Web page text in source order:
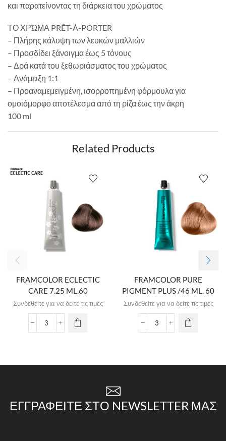
και παρατείνοντας τη διάρκεια του χρώματος
ΤΟ ΧΡΏΜΑ PRÊT-À-PORTER
– Πλήρης κάλυψη των λευκών μαλλιών
– Προσδίδει ξάνοιγμα έως 5 τόνους
– Δρά κατά του ξεθωριάσματος του χρώματος
– Ανάμειξη 1:1
– Προαναμεμειγμένη, ισορροπημένη φόρμουλα για
ομοιόμορφο αποτέλεσμα από τη ρίζα έως την άκρη
100 ml
Related Products
FRAMCOLOR ECLECTIC
CARE 7.25 ML.60
Συνδεθείτε για να δείτε τις τιμές
FRAMCOLOR PURE
PIGMENT PLUS /46 ML. 60
Συνδεθείτε για να δείτε τις τιμές
ΕΓΓΡΑΦΕΊΤΕ ΣΤΟ NEWSLETTER ΜΑΣ